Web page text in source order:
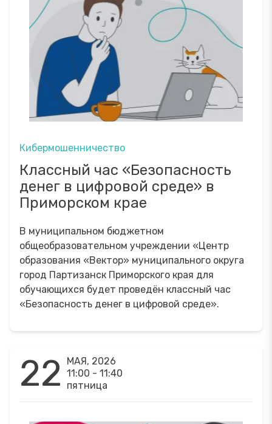
Кибермошенничество
Классный час «Безопасность
денег в цифровой среде» в
Приморском крае
В муниципальном бюджетном
общеобразовательном учреждении «Центр
образования «Вектор» муниципального округа
город Партизанск Приморского края для
обучающихся будет проведён классный час
«Безопасность денег в цифровой среде».
22
МАЯ, 2026
11:00 - 11:40
пятница